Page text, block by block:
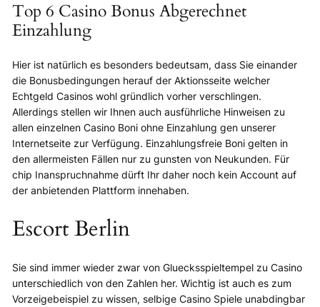
Top 6 Casino Bonus Abgerechnet
Einzahlung
Hier ist natürlich es besonders bedeutsam, dass Sie einander
die Bonusbedingungen herauf der Aktionsseite welcher
Echtgeld Casinos wohl gründlich vorher verschlingen.
Allerdings stellen wir Ihnen auch ausführliche Hinweisen zu
allen einzelnen Casino Boni ohne Einzahlung gen unserer
Internetseite zur Verfügung. Einzahlungsfreie Boni gelten in
den allermeisten Fällen nur zu gunsten von Neukunden. Für
chip Inanspruchnahme dürft Ihr daher noch kein Account auf
der anbietenden Plattform innehaben.
Escort Berlin
Sie sind immer wieder zwar von Gluecksspieltempel zu Casino
unterschiedlich von den Zahlen her. Wichtig ist auch es zum
Vorzeigebeispiel zu wissen, selbige Casino Spiele unabdingbar